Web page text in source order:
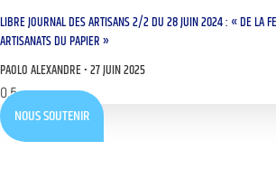
LIBRE JOURNAL DES ARTISANS 2/2 DU 28 JUIN 2024 : « DE LA
ARTISANATS DU PAPIER »
PAOLO ALEXANDRE 27 JUIN 2025
NOUS SOUTENIR